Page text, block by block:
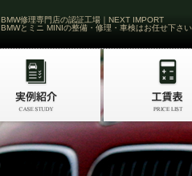
BMW修理専門店の認証工場｜NEXT IMPORT
BMWとミニ MINIの整備・修理・車検はお任せ下さい